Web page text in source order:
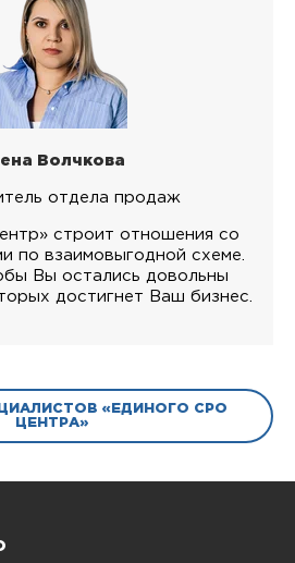
Волчкова
отдела продаж
строит отношения со
по взаимовыгодной схеме.
Вы остались довольны
достигнет Ваш бизнес.
«ЕДИНОГО СРО
ЦЕНТРА»